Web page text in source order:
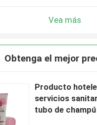
Vea más
Obtenga el mejor
Producto
servicios
tubo de